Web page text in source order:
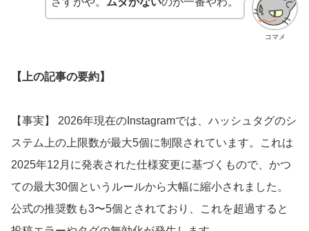
コマメ
【上の記事の要約】
【事実】 2026年現在のInstagramでは、ハッシュタグのシ
ステム上の上限数が最大5個に制限されています。これは
2025年12月に発表された仕様変更に基づくもので、かつ
ての最大30個というルールから大幅に縮小されました。
公式の推奨数も3〜5個とされており、これを超過すると